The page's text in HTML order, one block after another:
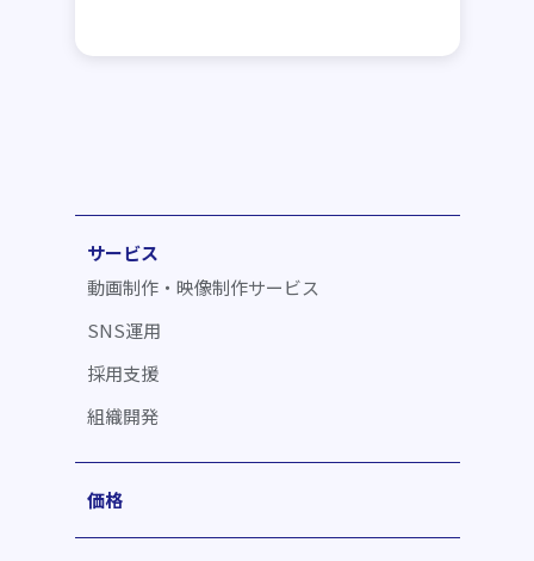
サービス
動画制作・映像制作サービス
SNS運用
採用支援
組織開発
価格